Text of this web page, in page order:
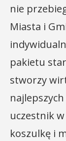
nie
Miasta i
pakietu
stworzy
uczestnik
koszulkę i